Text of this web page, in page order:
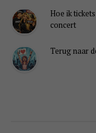
Hoe ik
concert
Terug naar